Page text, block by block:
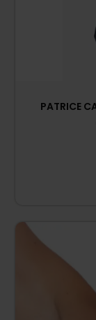
PATRICE